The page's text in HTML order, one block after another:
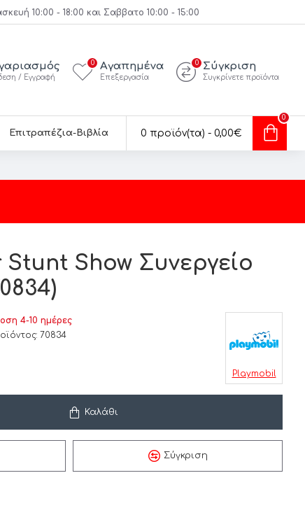
10:00 - 18:00 και Σαββατο 10:00 - 15:00
/ Εγγραφή
Αγαπημένα
Επεξεργασία
0 Σύγκριση
Συγκρίνετε προϊόντα
0
Επιτραπέζια-Βιβλία 0 προϊόν(τα) - 0,00€
0
Show Συνεργείο
4-10 ημέρες
70834
Playmobil
Καλάθι
Σύγκριση